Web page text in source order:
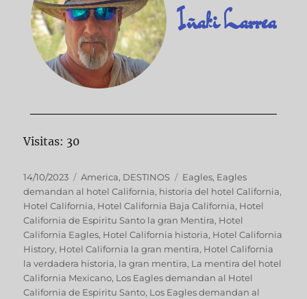
Iñaki Larrea
Visitas: 30
14/10/2023 America, DESTINOS Eagles, Eagles
demandan al hotel California, historia del hotel California,
Hotel California, Hotel California Baja California, Hotel
California de Espiritu Santo la gran Mentira, Hotel
California Eagles, Hotel California historia, Hotel California
History, Hotel California la gran mentira, Hotel California
la verdadera historia, la gran mentira, La mentira del hotel
California Mexicano, Los Eagles demandan al Hotel
California de Espiritu Santo, Los Eagles demandan al